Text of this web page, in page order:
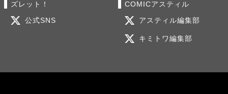
ズレット！
公式SNS
COMICアスティル
アスティル編集部
キミトワ編集部